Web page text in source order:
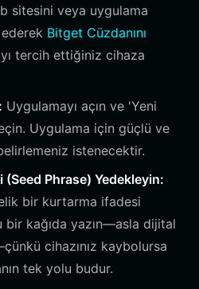
sitesini veya uygulama
ederek Bitget Cüzdanını
tercih ettiğiniz cihaza
Uygulamayı açın ve 'Yeni
Uygulama için güçlü ve
istenecektir.
(Seed Phrase) Yedekleyin:
bir kurtarma ifadesi
bir kağıda yazın—asla dijital
cihazınız kaybolursa
tek yolu budur.